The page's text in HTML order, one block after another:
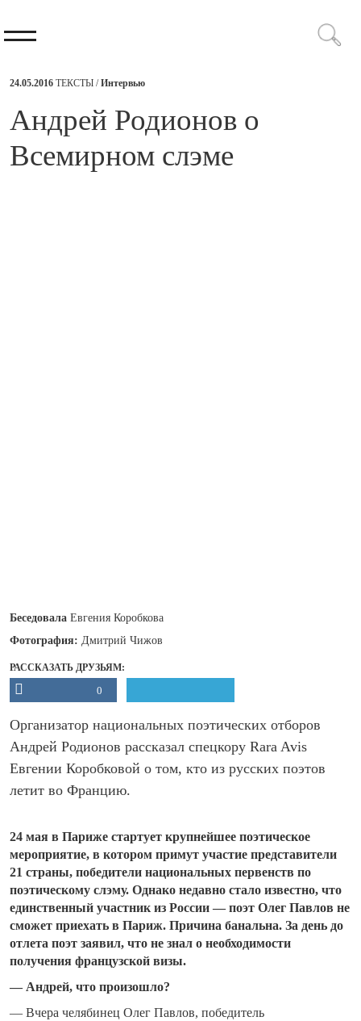
24.05.2016 ТЕКСТЫ /Интервью
​Андрей Родионов о
Всемирном слэме
Беседовала Евгения Коробкова
Фотография: Дмитрий Чижов
РАССКАЗАТЬ ДРУЗЬЯМ:
0
Организатор национальных поэтических отборов
Андрей Родионов рассказал спецкору Rara Avis
Евгении Коробковой о том, кто из русских поэтов
летит во Францию.
24 мая в Париже стартует крупнейшее поэтическое
мероприятие, в котором примут участие представители
21 страны, победители национальных первенств по
поэтическому слэму. Однако недавно стало известно, что
единственный участник из России — поэт Олег Павлов не
сможет приехать в Париж. Причина банальна. За день до
отлета поэт заявил, что не знал о необходимости
получения французской визы.
— Андрей, что произошло?
— Вчера челябинец Олег Павлов, победитель